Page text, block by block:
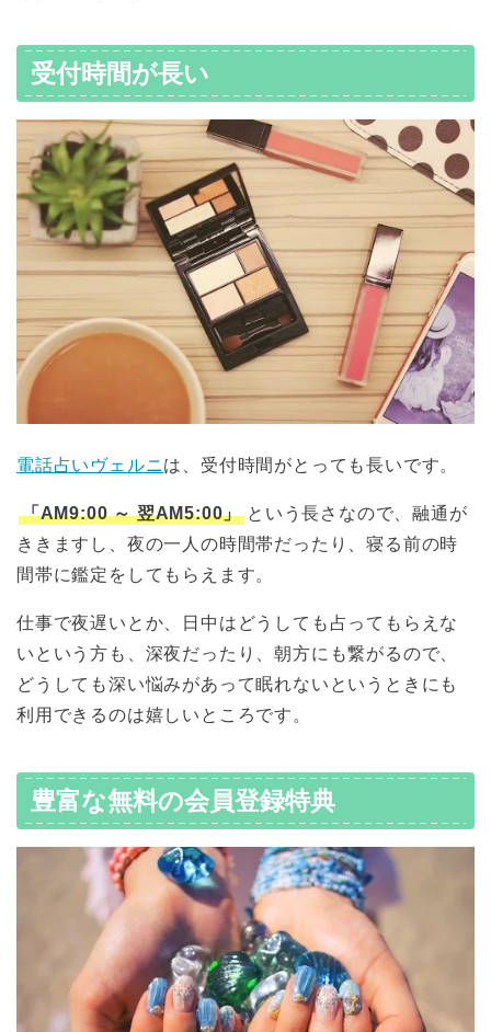
受付時間が長い
電話占いヴェルニは、受付時間がとっても長いです。
「AM9:00 ～ 翌AM5:00」 という長さなので、融通が
ききますし、夜の一人の時間帯だったり、寝る前の時
間帯に鑑定をしてもらえます。
仕事で夜遅いとか、日中はどうしても占ってもらえな
いという方も、深夜だったり、朝方にも繋がるので、
どうしても深い悩みがあって眠れないというときにも
利用できるのは嬉しいところです。
豊富な無料の会員登録特典